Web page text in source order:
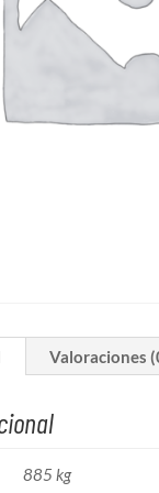
Valoraciones
885 kg